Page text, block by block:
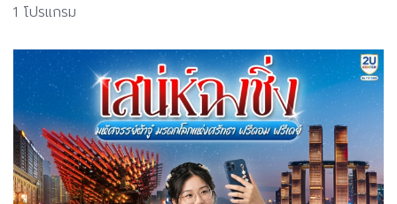
ฉงชิ่ง
145 โปรแกรม
เฉิงตู
154 โปรแกรม
ซีอาน
31 โปรแกรม
เซี่ยงไฮ้
141 โปรแกรม
ปักกิ่ง
58 โปรแกรม
ลี่เจียง
40 โปรแกรม
1 โปรแกรม